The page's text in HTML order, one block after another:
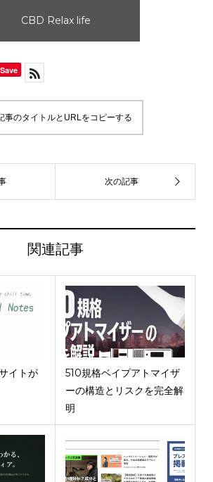
CBD Relax life
Save
事のタイトルとURLをコピーする
関連記事
イトが
510規格ベイプアトマイザ
ーの構造とリスクを完全解
明